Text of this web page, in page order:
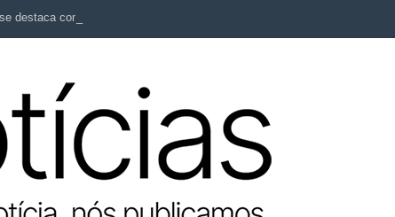
destaca como referência em terapia capilar e saúde do couro cabeludo